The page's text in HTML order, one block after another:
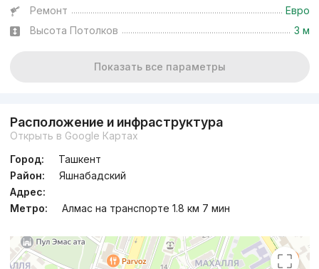
Ремонт
Евро
Высота Потолков
3 м
Показать все параметры
Расположение и инфраструктура
Открыть в Google Картах
Город:
Ташкент
Район:
Яшнабадский
Адрес:
Метро:
Алмас на транспорте 1.8 км 7 мин